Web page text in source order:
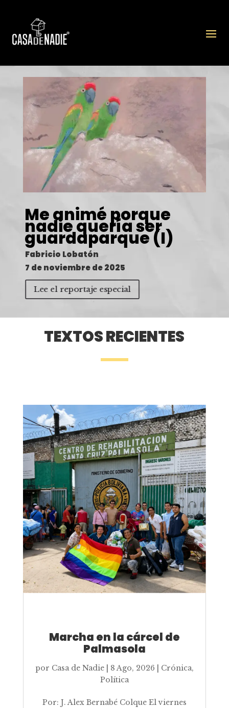
Me animé porque
nadie quería ser
guardaparque (I)
Fabricio Lobatón
7 de noviembre de 2025
Lee el reportaje especial
TEXTOS RECIENTES
Marcha en la cárcel de
Palmasola
por Casa de Nadie| 8 Ago, 2026 Crónica,
Política
Por: J. Alex Bernabé Colque El viernes